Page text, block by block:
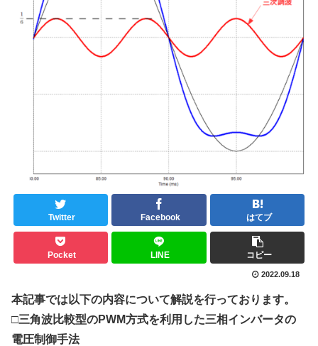
Twitter Facebook はてブ
Pocket LINE コピー
2022.09.18
本記事では以下の内容について解説を行っております。
□三角波比較型のPWM方式を利用した三相インバータの
電圧制御手法